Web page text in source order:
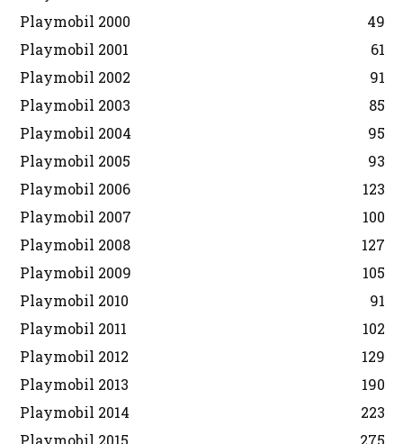
Playmobil 2000
49
Playmobil 2001
61
Playmobil 2002
91
Playmobil 2003
85
Playmobil 2004
95
Playmobil 2005
93
Playmobil 2006
123
Playmobil 2007
100
Playmobil 2008
127
Playmobil 2009
105
Playmobil 2010
91
Playmobil 2011
102
Playmobil 2012
129
Playmobil 2013
190
Playmobil 2014
223
Playmobil 2015
275